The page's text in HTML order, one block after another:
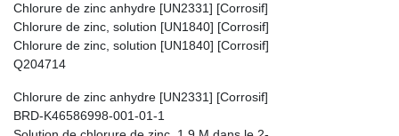
Chlorure de zinc anhydre [UN2331] [Corrosif]
Chlorure de zinc, solution [UN1840] [Corrosif]
Chlorure de zinc, solution [UN1840] [Corrosif]
Q204714
Chlorure de zinc anhydre [UN2331] [Corrosif]
BRD-K46586998-001-01-1